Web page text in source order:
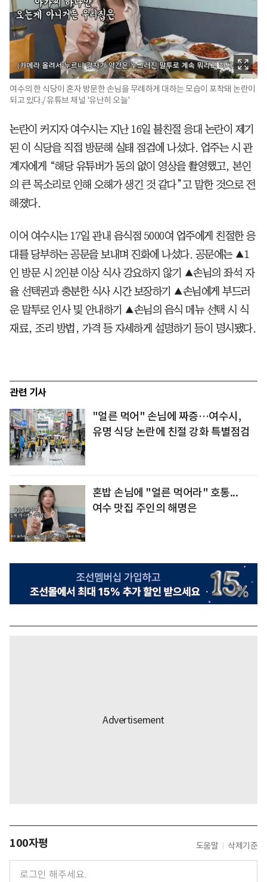
여수의 한 식당이 혼자 방문한 손님을 무례하게 대하는 모습이 포착돼 논란이
되고 있다./ 유튜브 채널 '유난히 오늘'
논란이 커지자 여수시는 지난 16일 불친절 응대 논란이 제기
된 이 식당을 직접 방문해 실태 점검에 나섰다. 업주는 시 관
계자에게 “해당 유튜버가 동의 없이 영상을 촬영했고, 본인
의 큰 목소리로 인해 오해가 생긴 것 같다”고 말한 것으로 전
해졌다.
이어 여수시는 17일 관내 음식점 5000여 업주에게 친절한 응
대를 당부하는 공문을 보내며 진화에 나섰다. 공문에는 ▲1
인 방문 시 2인분 이상 식사 강요하지 않기 ▲손님의 좌석 자
율 선택권과 충분한 식사 시간 보장하기 ▲손님에게 부드러
운 말투로 인사 및 안내하기 ▲손님의 음식 메뉴 선택 시 식
재료, 조리 방법, 가격 등 자세하게 설명하기 등이 명시됐다.
관련 기사
"얼른 먹어" 손님에 짜증…여수시,
유명 식당 논란에 친절 강화 특별점검
혼밥 손님에 "얼른 먹어라" 호통...
여수 맛집 주인의 해명은
100자평 도움말 삭제기준